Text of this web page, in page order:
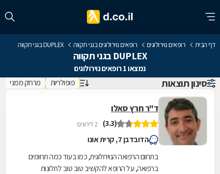
דף הבית רופאים נוירולוגים רופאים נוירולוגים בגני תקווה DUPLEX בגני תקווה
DUPLEX בגני תקווה
נמצאו 1 רופאים נוירולוגים
סינון תוצאות פופולריות מרחק ממני
ד"ר חרץ סאלו
(3.3) 2 דירוגים
הדובדבן 7, קרית אונו
בתחום הרפואה הנוירולוגית, כמו בעוד כמה תחומים
ברפואה, על הרופא להקשיב טוב טוב לתלונות